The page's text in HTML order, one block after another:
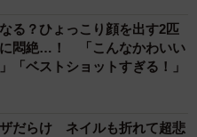
る？ひょっこり顔を出す2匹
悶絶…！ 「こんなかわいい
「ベストショットすぎる！」
だらけ ネイルも折れて超悲